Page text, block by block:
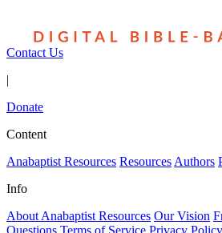
Contact Us
|
Donate
Content
Anabaptist Resources Resources Authors
Info
About Anabaptist Resources Our Vision
Questions Terms of Service Privacy Policy